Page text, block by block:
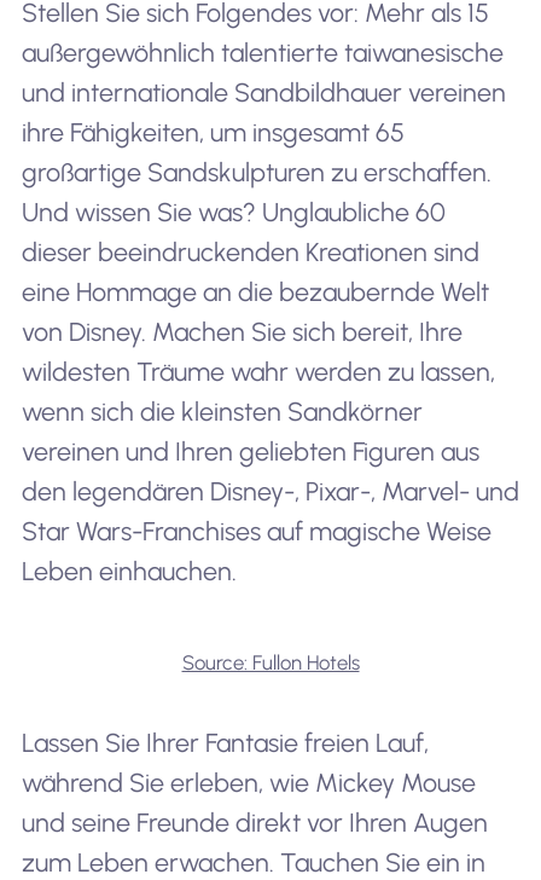
Stellen Sie sich Folgendes vor: Mehr als 15
außergewöhnlich talentierte taiwanesische
und internationale Sandbildhauer vereinen
ihre Fähigkeiten, um insgesamt 65
großartige Sandskulpturen zu erschaffen.
Und wissen Sie was? Unglaubliche 60
dieser beeindruckenden Kreationen sind
eine Hommage an die bezaubernde Welt
von Disney. Machen Sie sich bereit, Ihre
wildesten Träume wahr werden zu lassen,
wenn sich die kleinsten Sandkörner
vereinen und Ihren geliebten Figuren aus
den legendären Disney-, Pixar-, Marvel- und
Star Wars-Franchises auf magische Weise
Leben einhauchen.
Source: Fullon Hotels
Lassen Sie Ihrer Fantasie freien Lauf,
während Sie erleben, wie Mickey Mouse
und seine Freunde direkt vor Ihren Augen
zum Leben erwachen. Tauchen Sie ein in